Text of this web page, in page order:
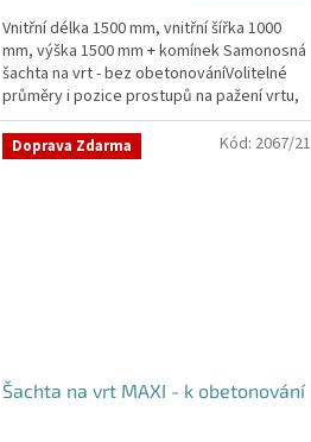
z
5
hvězdiček.
Vnitřní délka 1500 mm, vnitřní šířka 1000
mm, výška 1500 mm + komínek Samonosná
šachta na vrt - bez obetonováníVolitelné
průměry i pozice prostupů na pažení vrtu,
hadice i...
Doprava Zdarma
Šachta na vrt MAXI - k obetonování
Kód: 2067/21